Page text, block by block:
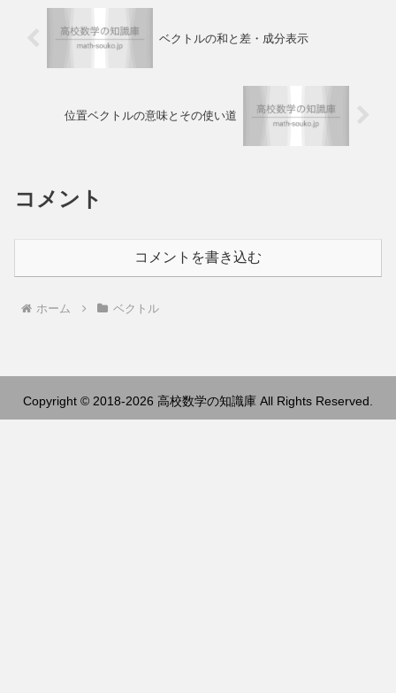
ベクトルの和と差・成分表示
位置ベクトルの意味とその使い道
コメント
コメントを書き込む
ホーム ベクトル
Copyright © 2018-2026 高校数学の知識庫 All Rights Reserved.